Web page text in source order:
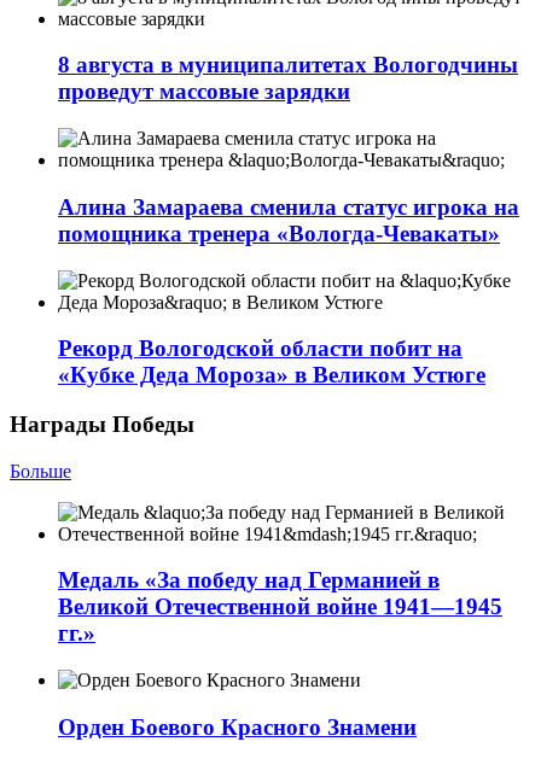
8 августа в муниципалитетах Вологодчины
проведут массовые зарядки
Алина Замараева сменила статус игрока на
помощника тренера «Вологда-Чевакаты»
Рекорд Вологодской области побит на
«Кубке Деда Мороза» в Великом Устюге
Награды Победы
Больше
Медаль «За победу над Германией в
Великой Отечественной войне 1941—1945
гг.»
Орден Боевого Красного Знамени